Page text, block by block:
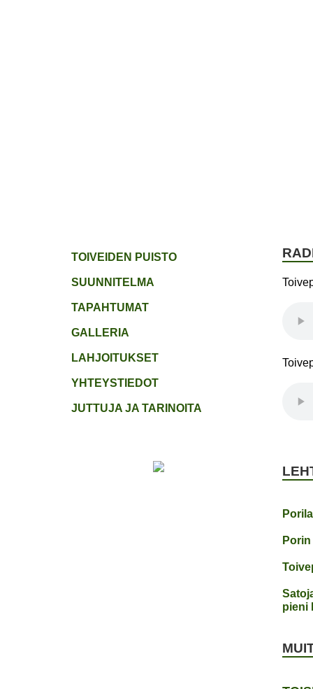
TOIVEIDEN PUISTO
SUUNNITELMA
TAPAHTUMAT
GALLERIA
LAHJOITUKSET
YHTEYSTIEDOT
JUTTUJA JA TARINOITA
pieni